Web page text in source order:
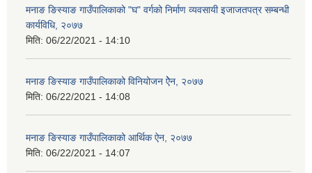
मनाङ ङिस्याङ गाउँपालिकाको "घ" वर्गको निर्माण व्यवसायी इजाजतपत्र सम्बन्धी
कार्यविधि, २०७७
मिति: 06/22/2021 - 14:10
मनाङ ङिस्याङ गाउँपालिकाको विनियोजन ऐेन, २०७७
मिति: 06/22/2021 - 14:08
मनाङ ङिस्याङ गाउँपालिकाको आर्थिक ऐन, २०७७
मिति: 06/22/2021 - 14:07